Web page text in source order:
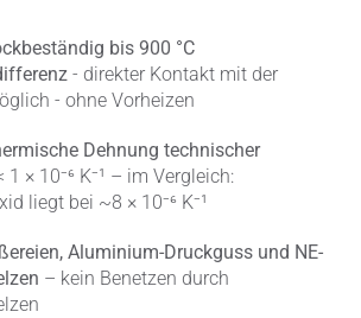
bis 900 °C
- direkter Kontakt mit der
- ohne Vorheizen
Dehnung technischer
1 × 10⁻⁶ K⁻¹ – im Vergleich:
liegt bei ~8 × 10⁻⁶ K⁻¹
Aluminium-Druckguss und NE-
– kein Benetzen durch